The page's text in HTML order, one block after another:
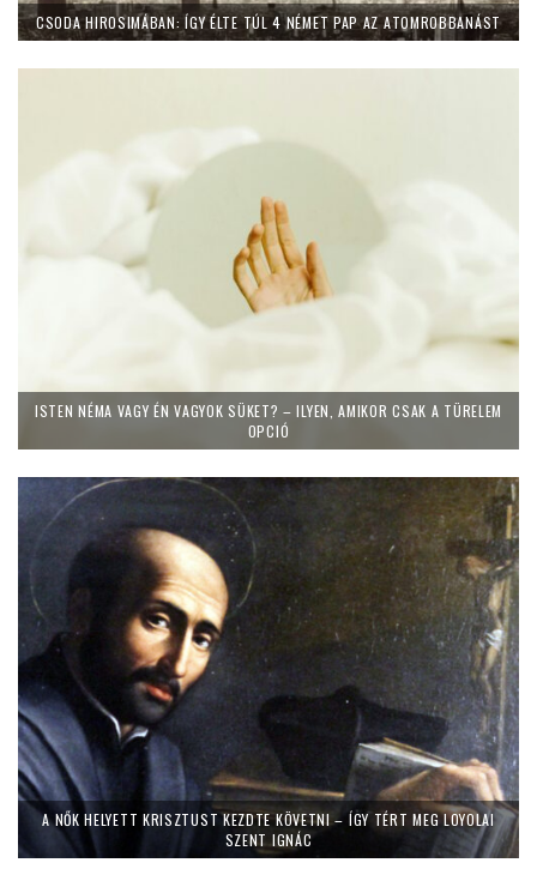
CSODA HIROSIMÁBAN: ÍGY ÉLTE TÚL 4 NÉMET PAP AZ ATOMROBBANÁST
ISTEN NÉMA VAGY ÉN VAGYOK SÜKET? – ILYEN, AMIKOR CSAK A TÜRELEM
OPCIÓ
A NŐK HELYETT KRISZTUST KEZDTE KÖVETNI – ÍGY TÉRT MEG LOYOLAI
SZENT IGNÁC